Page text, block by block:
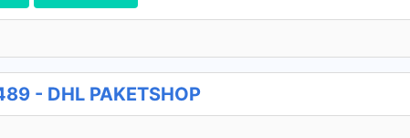
- DHL PAKETSHOP